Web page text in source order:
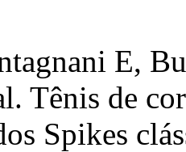
E,
Tênis de
Spikes